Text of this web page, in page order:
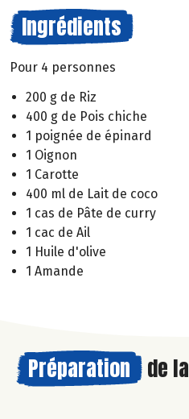
Ingrédients
Pour 4 personnes
200 g de Riz
400 g de Pois chiche
1 poignée de épinard
1 Oignon
1 Carotte
400 ml de Lait de coco
1 cas de Pâte de curry
1 cac de Ail
1 Huile d'olive
1 Amande
Préparation de la